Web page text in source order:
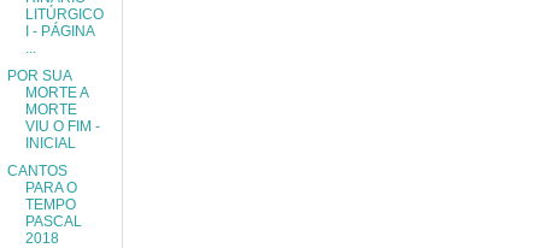
LITÚRGICO
I - PÁGINA
...
POR SUA
MORTE A
MORTE
VIU O FIM -
INICIAL
CANTOS
PARA O
TEMPO
PASCAL
2018